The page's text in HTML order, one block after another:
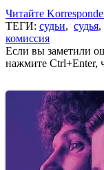
Читайте
ТЕГИ: судьи, судья,
комиссия
Если вы заметили
нажмите Ctrl+Enter,